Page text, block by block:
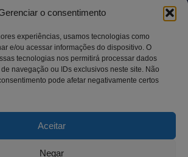
o consentimento
experiências, usamos tecnologias como
e/ou acessar informações do dispositivo. O
tecnologias nos permitirá processar dados
navegação ou IDs exclusivos neste site. Não
pode afetar negativamente certos
Aceitar
Negar
da Informação